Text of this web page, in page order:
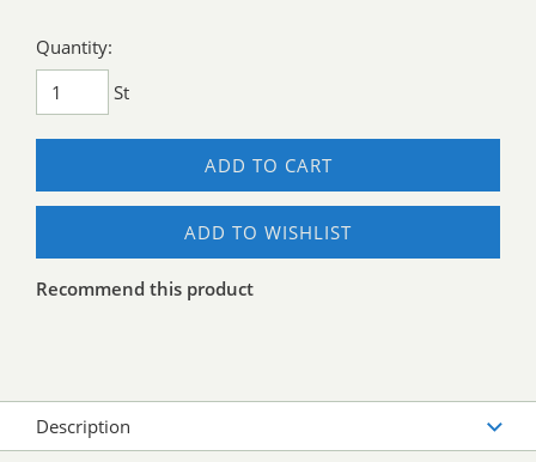
Quantity:
St
ADD TO CART
ADD TO WISHLIST
Recommend this product
Description